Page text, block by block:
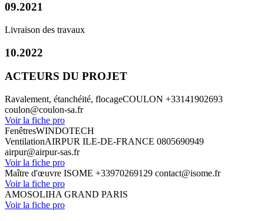
09.2021
Livraison des travaux
10.2022
ACTEURS DU PROJET
Ravalement, étanchéité, flocageCOULON +33141902693
coulon@coulon-sa.fr
Voir la fiche pro
FenêtresWINDOTECH
VentilationAIRPUR ILE-DE-FRANCE 0805690949
airpur@airpur-sas.fr
Voir la fiche pro
Maître d'œuvre ISOME +33970269129 contact@isome.fr
Voir la fiche pro
AMOSOLIHA GRAND PARIS
Voir la fiche pro